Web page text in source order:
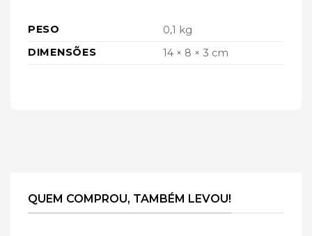
PESO
0,1 kg
DIMENSÕES
14 × 8 × 3 cm
QUEM COMPROU, TAMBÉM LEVOU!